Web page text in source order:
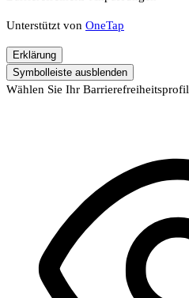
Unterstützt von OneTap
Erklärung
Symbolleiste ausblenden
Wählen Sie Ihr Barrierefreiheitsprofil